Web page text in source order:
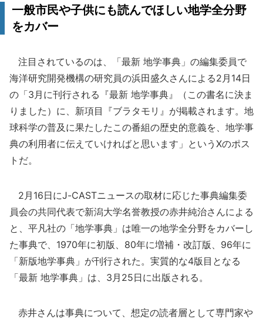
一般市民や子供にも読んでほしい地学全分野
をカバー
注目されているのは、「最新 地学事典」の編集委員で
海洋研究開発機構の研究員の浜田盛久さんによる2月14日
の「3月に刊行される『最新 地学事典』（この書名に決ま
りました）に、新項目『ブラタモリ』が掲載されます。地
球科学の普及に果たしたこの番組の歴史的意義を、地学事
典の利用者に伝えていければと思います」というXのポス
トだ。
2月16日にJ-CASTニュースの取材に応じた事典編集委
員会の共同代表で新潟大学名誉教授の赤井純治さんによる
と、平凡社の「地学事典」は唯一の地学全分野をカバーし
た事典で、1970年に初版、80年に増補・改訂版、96年に
「新版地学事典」が刊行された。実質的な4版目となる
「最新 地学事典」は、3月25日に出版される。
赤井さんは事典について、想定の読者層として専門家や